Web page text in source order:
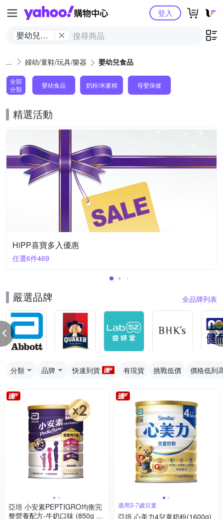
Yahoo購物中心
嬰幼兒食
登入
婦幼/童鞋/玩具/樂器 嬰幼兒食品
全部
分類
嬰幼食品 奶粉/米麥精 母嬰保健
精選活動
HiPP喜寶多入優惠
任選6件469
嚴選品牌 全品牌列表
分類 品牌 快速到貨 有現貨 挑戰低價 價格低到
亞培 小安素PEPTIGRO均衡完
整營養配方-牛奶口味 (850g x
適用3-7歲兒童
亞培 心美力4兒童奶粉(1600g)